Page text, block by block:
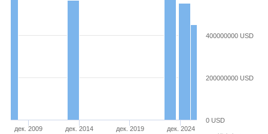
дек. 2009 дек. 2014 дек. 2019 дек. 2024
0 USD
200000000 USD
400000000 USD